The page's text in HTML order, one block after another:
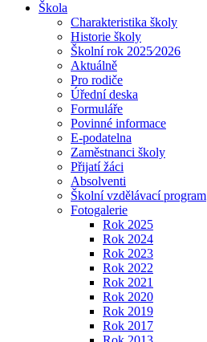
Škola
Charakteristika školy
Historie školy
Školní rok 2025⁄2026
Aktuálně
Pro rodiče
Úřední deska
Formuláře
Povinné informace
E-podatelna
Zaměstnanci školy
Přijatí žáci
Absolventi
Školní vzdělávací program
Fotogalerie
Rok 2025
Rok 2024
Rok 2023
Rok 2022
Rok 2021
Rok 2020
Rok 2019
Rok 2017